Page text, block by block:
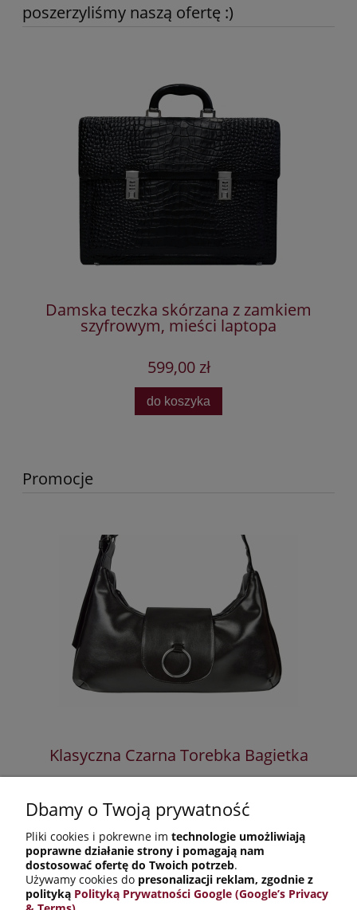
poszerzyliśmy naszą ofertę :)
Damska teczka skórzana z zamkiem
szyfrowym, mieści laptopa
599,00 zł
do koszyka
Promocje
Klasyczna Czarna Torebka Bagietka
89,00 zł
Cena regularna:150,00 zł
Najniższa cena:89,00 zł
do koszyka
Dbamy o Twoją prywatność
Pliki cookies i pokrewne im technologie umożliwiają
poprawne działanie strony i pomagają nam
dostosować ofertę do Twoich potrzeb.
Używamy cookies do presonalizacji reklam, zgodnie z
polityką Polityką Prywatności Google (Google’s Privacy